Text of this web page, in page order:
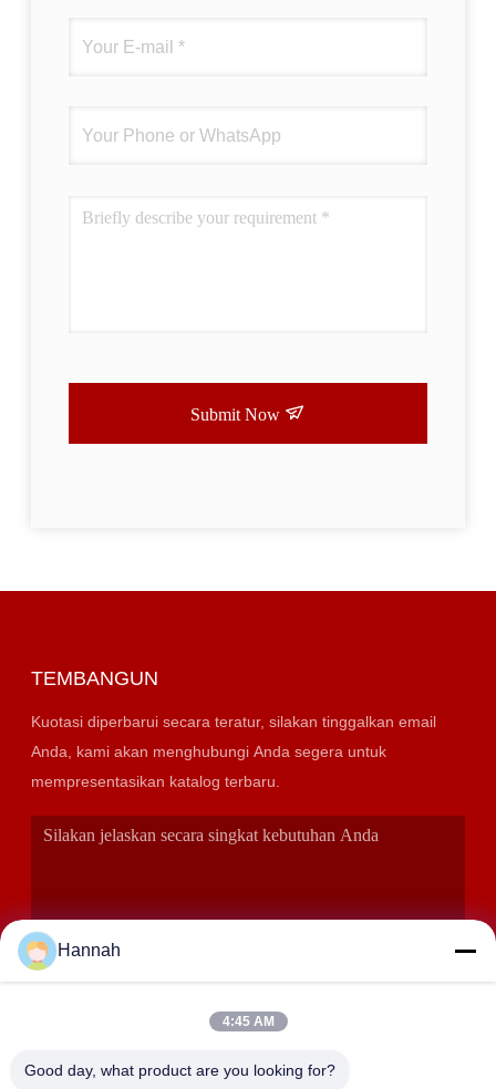
Submit Now
TEMBANGUN
Kuotasi diperbarui secara teratur, silakan tinggalkan email
Anda, kami akan menghubungi Anda segera untuk
mempresentasikan katalog terbaru.
Hannah
4:45 AM
Good day, what product are you looking for?